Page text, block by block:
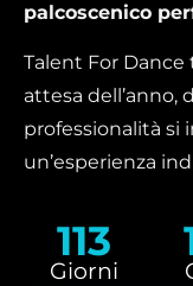
palcoscenico
Talent For Dance
attesa dell’anno,
professionalità si
un’esperienza
113
Giorni